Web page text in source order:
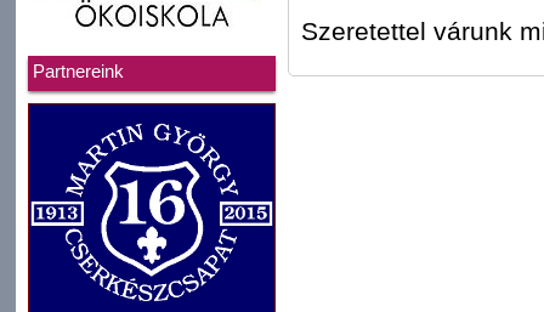
Partnereink
Szeretettel várunk